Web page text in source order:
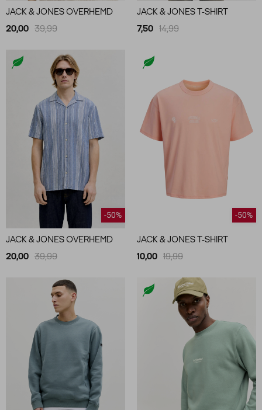
JACK & JONES OVERHEMD
20,00 39,99
JACK & JONES T-SHIRT
7,50 14,99
-50%
JACK & JONES OVERHEMD
20,00 39,99
-50%
JACK & JONES T-SHIRT
10,00 19,99